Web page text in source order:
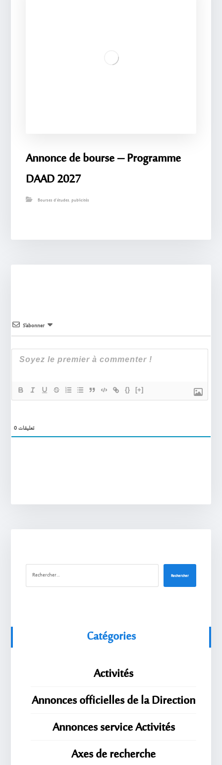
Annonce de bourse – Programme
DAAD 2027
Bourses d'études,publicités
S’abonner
{} [+]
0تعليقات
Rechercher
Catégories
Activités
Annonces officielles de la Direction
Annonces service Activités
Axes de recherche